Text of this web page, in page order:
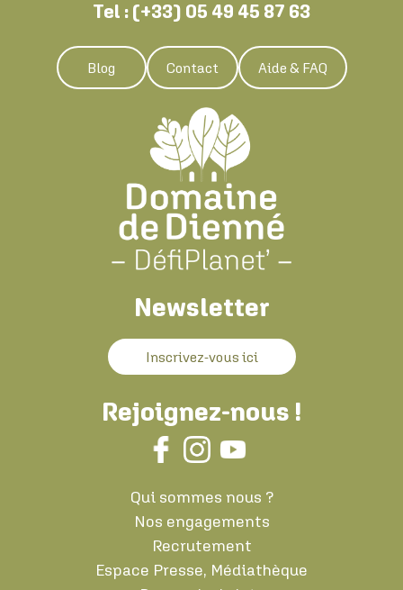
Tel : (+33) 05 49 45 87 63
Blog Contact Aide & FAQ
Newsletter
Inscrivez-vous ici
Rejoignez-nous !
Qui sommes nous ?
Nos engagements
Recrutement
Espace Presse, Médiathèque